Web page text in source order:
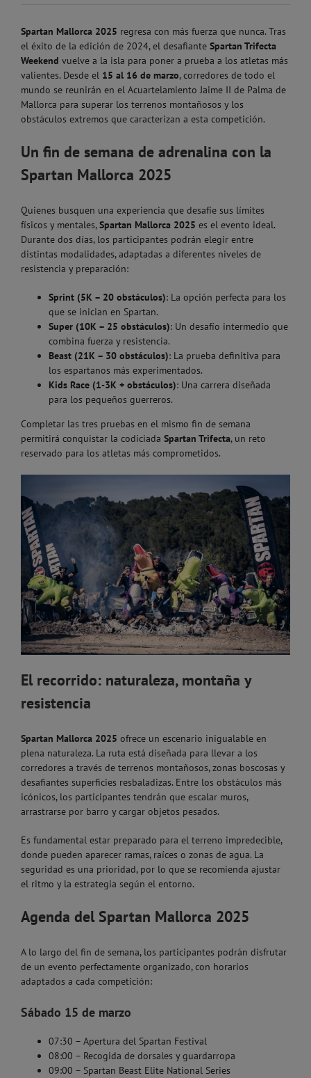
Spartan Mallorca 2025 regresa con más fuerza que nunca. Tras
el éxito de la edición de 2024, el desafiante Spartan Trifecta
Weekend vuelve a la isla para poner a prueba a los atletas más
valientes. Desde el 15 al 16 de marzo, corredores de todo el
mundo se reunirán en el Acuartelamiento Jaime II de Palma de
Mallorca para superar los terrenos montañosos y los
obstáculos extremos que caracterizan a esta competición.
Un fin de semana de adrenalina con la
Spartan Mallorca 2025
Quienes busquen una experiencia que desafíe sus límites
físicos y mentales,Spartan Mallorca 2025 es el evento ideal.
Durante dos días, los participantes podrán elegir entre
distintas modalidades, adaptadas a diferentes niveles de
resistencia y preparación:
Sprint (5K – 20 obstáculos): La opción perfecta para los
que se inician en Spartan.
Super (10K – 25 obstáculos): Un desafío intermedio que
combina fuerza y resistencia.
Beast (21K – 30 obstáculos): La prueba definitiva para
los espartanos más experimentados.
Kids Race (1-3K + obstáculos): Una carrera diseñada
para los pequeños guerreros.
Completar las tres pruebas en el mismo fin de semana
permitirá conquistar la codiciada Spartan Trifecta, un reto
reservado para los atletas más comprometidos.
El recorrido: naturaleza, montaña y
resistencia
Spartan Mallorca 2025 ofrece un escenario inigualable en
plena naturaleza. La ruta está diseñada para llevar a los
corredores a través de terrenos montañosos, zonas boscosas y
desafiantes superficies resbaladizas. Entre los obstáculos más
icónicos, los participantes tendrán que escalar muros,
arrastrarse por barro y cargar objetos pesados.
Es fundamental estar preparado para el terreno impredecible,
donde pueden aparecer ramas, raíces o zonas de agua. La
seguridad es una prioridad, por lo que se recomienda ajustar
el ritmo y la estrategia según el entorno.
Agenda del Spartan Mallorca 2025
A lo largo del fin de semana, los participantes podrán disfrutar
de un evento perfectamente organizado, con horarios
adaptados a cada competición:
Sábado 15 de marzo
07:30 – Apertura del Spartan Festival
08:00 – Recogida de dorsales y guardarropa
09:00 – Spartan Beast Elite National Series